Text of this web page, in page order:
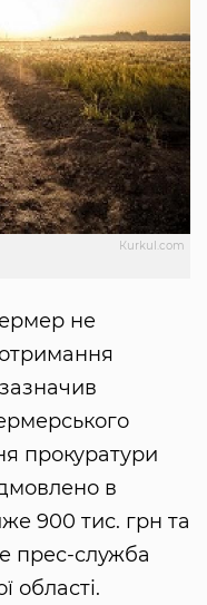
Кurkul.com
не
отримання
прокуратури
в
900 тис. грн та
прес-служба
області.